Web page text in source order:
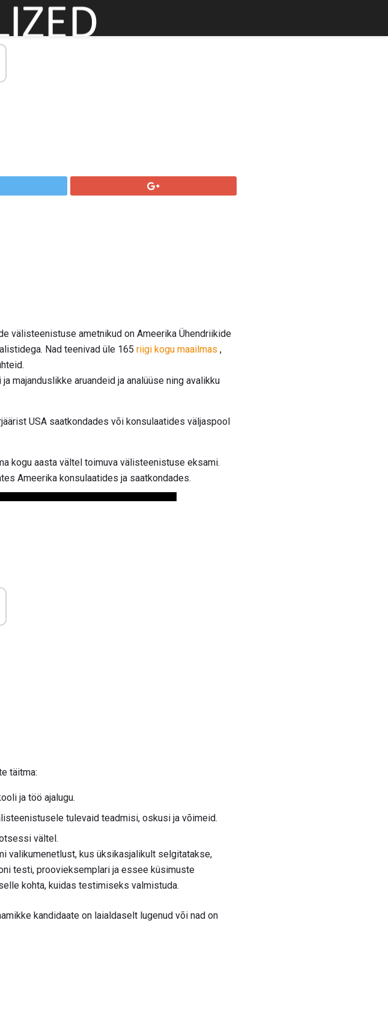
välisteenistuse ametnikud on Ameerika Ühendriikide
Nad teenivad üle 165 riigi kogu maailmas ,
majanduslikke aruandeid ja analüüse ning avalikku
USA saatkondades või konsulaatides väljaspool
kogu aasta vältel toimuva välisteenistuse eksami.
Ameerika konsulaatides ja saatkondades.
täitma:
ja töö ajalugu.
tulevaid teadmisi, oskusi ja võimeid.
vältel.
valikumenetlust, kus üksikasjalikult selgitatakse,
testi, proovieksemplari ja essee küsimuste
kohta, kuidas testimiseks valmistuda.
kandidaate on laialdaselt lugenud või nad on